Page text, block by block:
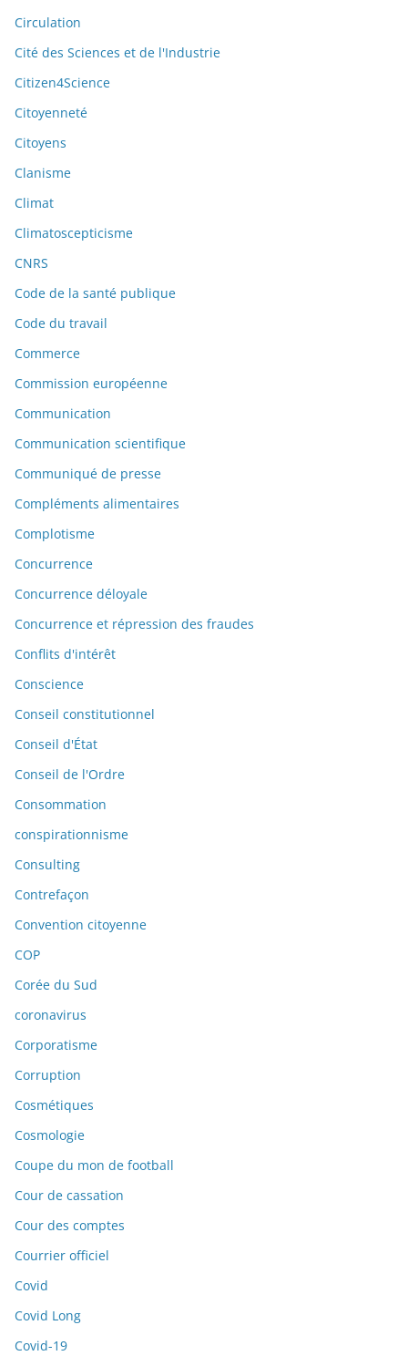
Circulation
Cité des Sciences et de l'Industrie
Citizen4Science
Citoyenneté
Citoyens
Clanisme
Climat
Climatoscepticisme
CNRS
Code de la santé publique
Code du travail
Commerce
Commission européenne
Communication
Communication scientifique
Communiqué de presse
Compléments alimentaires
Complotisme
Concurrence
Concurrence déloyale
Concurrence et répression des fraudes
Conflits d'intérêt
Conscience
Conseil constitutionnel
Conseil d'État
Conseil de l'Ordre
Consommation
conspirationnisme
Consulting
Contrefaçon
Convention citoyenne
COP
Corée du Sud
coronavirus
Corporatisme
Corruption
Cosmétiques
Cosmologie
Coupe du mon de football
Cour de cassation
Cour des comptes
Courrier officiel
Covid
Covid Long
Covid-19